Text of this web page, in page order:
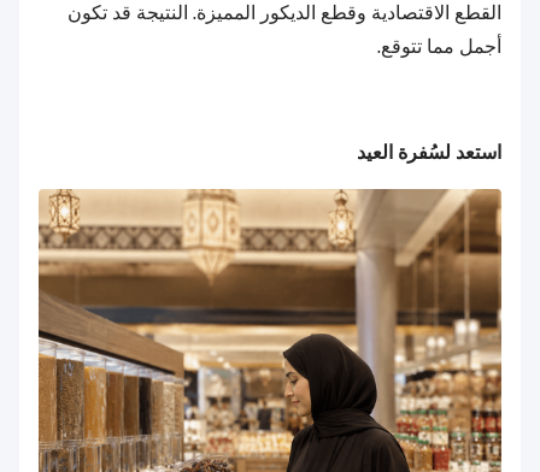
القطع الاقتصادية وقطع الديكور المميزة. النتيجة قد تكون
أجمل مما تتوقع.
استعد لسُفرة العيد